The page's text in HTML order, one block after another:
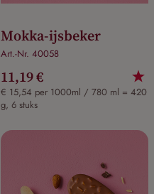
Mokka-ijsbeker
Art.-Nr. 40058
11,19 €
€ 15,54 per 1000ml / 780 ml = 420
g, 6 stuks